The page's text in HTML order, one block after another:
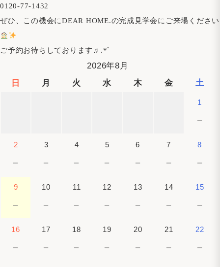
0120-77-1432
ぜひ、この機会にDEAR HOME.の完成見学会にご来場ください
ご予約お待ちしております♬.*ﾟ
2026年8月
日
月 火 水 木 金 土
1
－
2
－
3
－
4
－
5
－
6
－
7
－
8
－
9
－
10
－
11
－
12
－
13
－
14
－
15
－
16
－
17
－
18
－
19
－
20
－
21
－
22
－